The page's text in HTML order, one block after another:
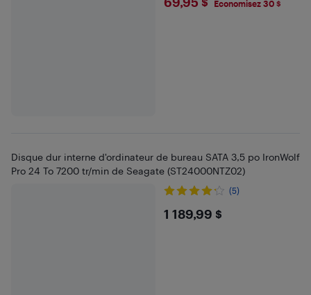
Économisez 30 $
Disque dur interne d'ordinateur de bureau SATA 3,5 po IronWolf
Pro 24 To 7200 tr/min de Seagate (ST24000NTZ02)
(5)
$1189.99
1 189,99 $